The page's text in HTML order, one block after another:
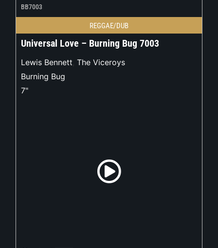
BB7003
REGGAE/DUB
Universal Love – Burning Bug 7003
Lewis Bennett, The Viceroys
Burning Bug
7"